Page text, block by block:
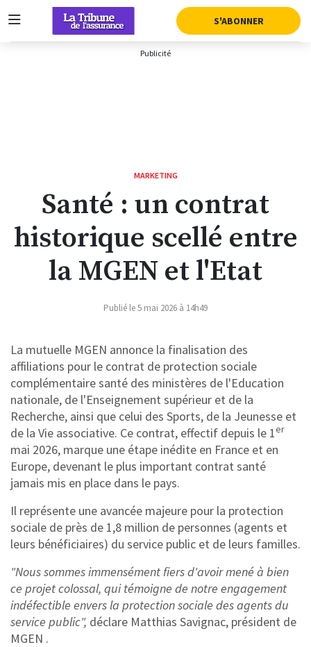
S'ABONNER
AFFICHER LA SUITE DU MENU
MARKETING
Santé : un contrat
historique scellé entre
la MGEN et l'Etat
Publié le 5 mai 2026 à 14h49
La mutuelle MGEN annonce la finalisation des
affiliations pour le contrat de protection sociale
complémentaire santé des ministères de l'Education
nationale, de l'Enseignement supérieur et de la
Recherche, ainsi que celui des Sports, de la Jeunesse et
de la Vie associative. Ce contrat, effectif depuis le 1er
mai 2026, marque une étape inédite en France et en
Europe, devenant le plus important contrat santé
jamais mis en place dans le pays.
Il représente une avancée majeure pour la protection
sociale de près de 1,8 million de personnes (agents et
leurs bénéficiaires) du service public et de leurs familles.
"Nous sommes immensément fiers d'avoir mené à bien
ce projet colossal, qui témoigne de notre engagement
indéfectible envers la protection sociale des agents du
service public", déclare Matthias Savignac, président de
MGEN .